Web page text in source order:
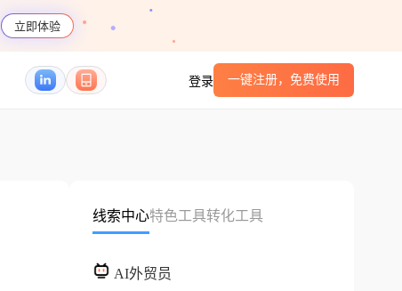
立即体验
登录 一键注册，免费使用
AI外贸员
线索中心特色工具转化工具